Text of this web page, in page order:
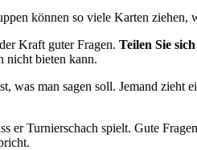
können so viele Karten ziehen,
Kraft guter Fragen. Teilen Sie
nicht bieten kann.
was man sagen soll. Jemand
er Turnierschach spielt. Gute